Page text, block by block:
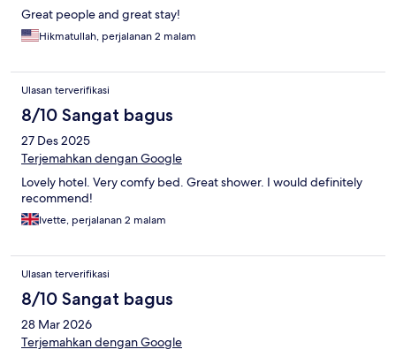
Great people and great stay!
Hikmatullah, perjalanan 2 malam
Ulasan terverifikasi
8/10 Sangat bagus
27 Des 2025
Terjemahkan dengan Google
Lovely hotel. Very comfy bed. Great shower. I would definitely
recommend!
Ivette, perjalanan 2 malam
Ulasan terverifikasi
8/10 Sangat bagus
28 Mar 2026
Terjemahkan dengan Google